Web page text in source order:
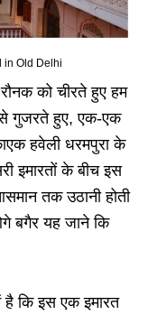
in Old Delhi
रौनक को चीरते हुए हम
से गुजरते हुए, एक-एक
हवेली धरमपुरा के
इमारतों के बीच इस
तक उठानी होती
बगैर यह जाने कि
है कि इस एक इमारत